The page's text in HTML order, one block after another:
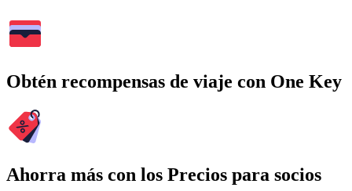
Obtén recompensas de viaje con One Key
Ahorra más con los Precios para socios